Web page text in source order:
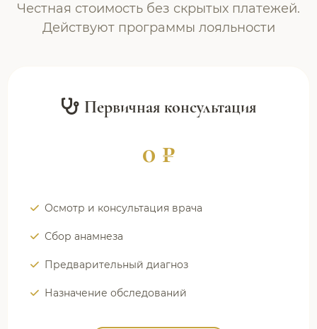
Честная стоимость без скрытых платежей.
Действуют программы лояльности
Первичная консультация
0 ₽
Осмотр и консультация врача
Сбор анамнеза
Предварительный диагноз
Назначение обследований